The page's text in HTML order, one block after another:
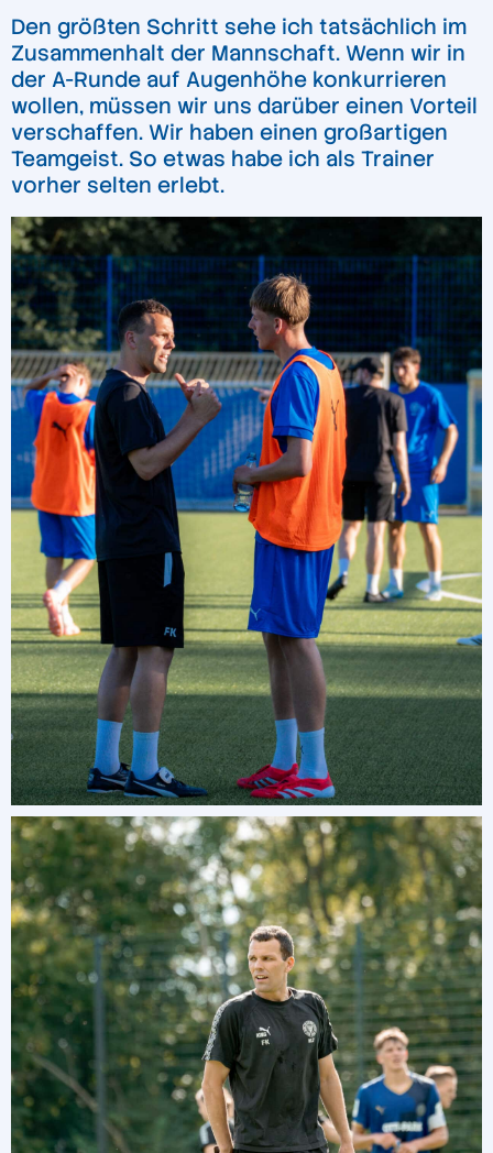
Den größten Schritt sehe ich tatsächlich im
Zusammenhalt der Mannschaft. Wenn wir in
der A-Runde auf Augenhöhe konkurrieren
wollen, müssen wir uns darüber einen Vorteil
verschaffen. Wir haben einen großartigen
Teamgeist. So etwas habe ich als Trainer
vorher selten erlebt.